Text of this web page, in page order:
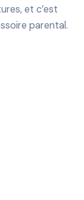
et c’est
parental.